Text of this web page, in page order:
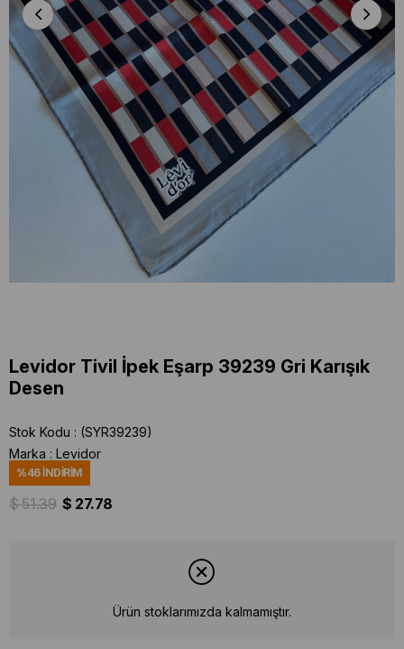
Levidor Tivil İpek Eşarp 39239 Gri Karışık
Desen
Stok Kodu
(SYR39239)
Marka : Levidor
%46İNDIRIM
$ 51.39 $ 27.78
Ürün stoklarımızda kalmamıştır.